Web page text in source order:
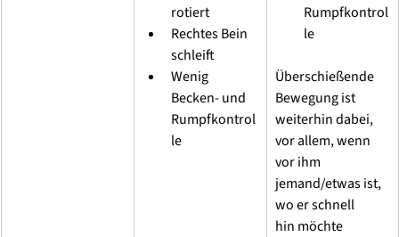
rotiert
Rechtes Bein
schleift
Wenig
Becken- und
Rumpfkontrol
le
Rumpfkontrol
le
Überschießende
Bewegung ist
weiterhin dabei,
vor allem, wenn
vor ihm
jemand/etwas ist,
wo er schnell
hin möchte